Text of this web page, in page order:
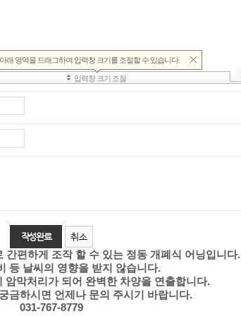
취소
간편하게 조작 할 수 있는 정동 개폐식 어닝입니다.
등 날씨의 영향을 받지 않습니다.
암막처리가 되어 완벽한 차양을 연출합니다.
금하시면 언제나 문의 주시기 바랍니다.
031-767-8779